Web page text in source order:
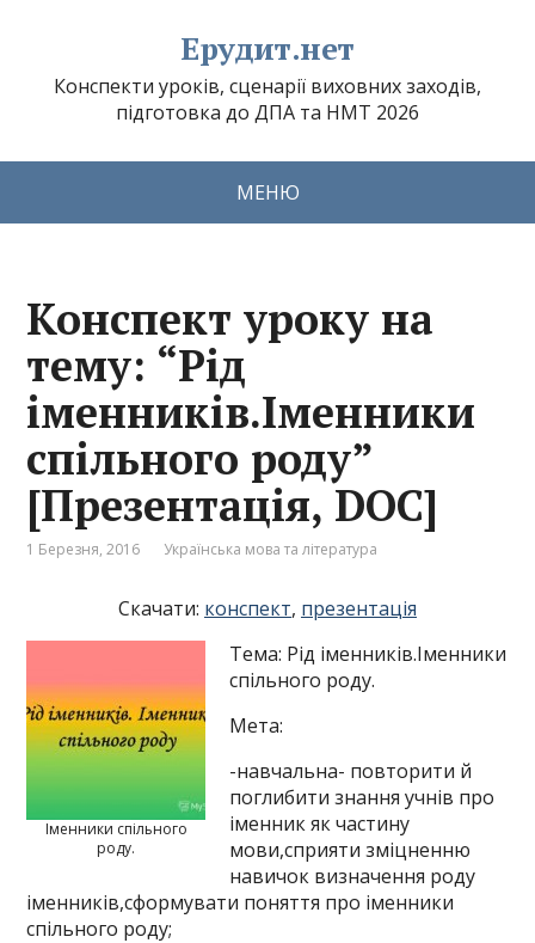
Ерудит.нет
Конспекти уроків, сценарії виховних заходів,
підготовка до ДПА та НМТ 2026
МЕНЮ
Конспект уроку на
тему: “Рід
іменників.Іменники
спільного роду”
[Презентація, DOC]
1 Березня, 2016 Українська мова та література
Скачати: конспект, презентація
Іменники спільного
роду.
Тема: Рід іменників.Іменники
спільного роду.
Мета:
-навчальна- повторити й
поглибити знання учнів про
іменник як частину
мови,сприяти зміцненню
навичок визначення роду
іменників,сформувати поняття про іменники
спільного роду;